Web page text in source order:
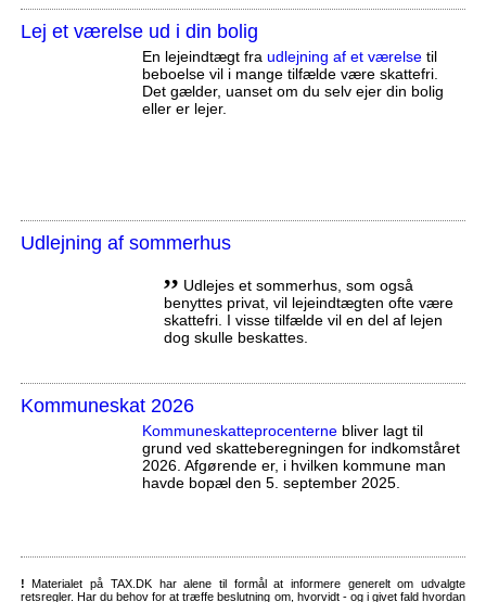
Lej et værelse ud i din bolig
En lejeindtægt fra udlejning af et værelsetil
beboelse vil i mange tilfælde være skattefri.
Det gælder, uanset om du selv ejer din bolig
eller er lejer.
Udlejning af sommerhus
,, Udlejes et sommerhus, som også
benyttes privat, vil lejeindtægten ofte være
skattefri. I visse tilfælde vil en del af lejen
dog skulle beskattes.
Kommuneskat 2026
Kommuneskatte­procenternebliver lagt til
grund ved skatteberegningen for indkomståret
2026. Afgørende er, i hvilken kommune man
havde bopæl den 5. september 2025.
! Materialet på TAX.DK har alene til formål at informere generelt om udvalgte
retsregler. Har du behov for at træffe beslutning om, hvorvidt - og i givet fald hvordan